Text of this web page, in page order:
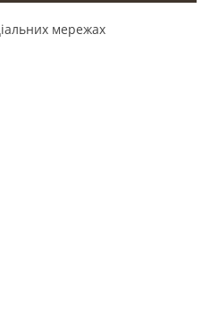
мережах